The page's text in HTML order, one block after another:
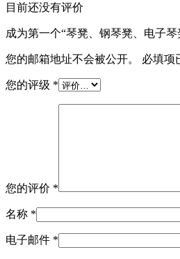
目前还没有评价
成为第一个“琴凳、钢琴凳、电子
您的邮箱地址不会被公开。 必填项
您的评级 *
您的评价 *
名称 *
电子邮件 *